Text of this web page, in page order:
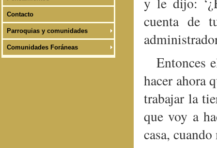
Contacto
Parroquias y comunidades
Comunidades Foráneas
cuenta de
Entonces
hacer ahora
trabajar la
que voy a
casa,